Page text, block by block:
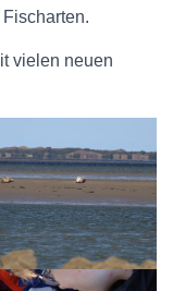
vielen neuen